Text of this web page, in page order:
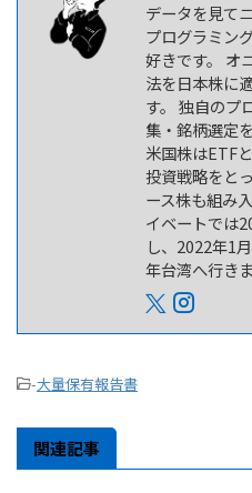
データを見て
プログラミン
好きです。 オ
法を日本株に
す。 独自のプ
集・銘柄選定
米国株はETF
投資戦略をと
ース株も組み
イベートでは
し、2022年1
年台湾へ行き
-大量保有報告書
関連記事